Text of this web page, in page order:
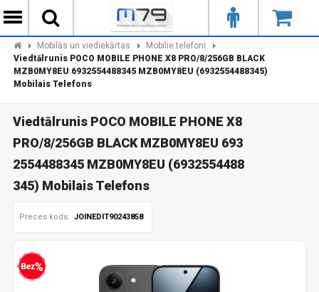
Mobilās un viediekārtas
Mobilie telefoni
Viedtālrunis POCO MOBILE PHONE X8 PRO/8/256GB BLACK
MZB0MY8EU 6932554488345 MZB0MY8EU (6932554488345)
Mobilais Telefons
Viedtālrunis POCO MOBILE PHONE X8
PRO/8/256GB BLACK MZB0MY8EU 693
2554488345 MZB0MY8EU (6932554488
345) Mobilais Telefons
Preces kods: JOINEDIT90243858
kredīts